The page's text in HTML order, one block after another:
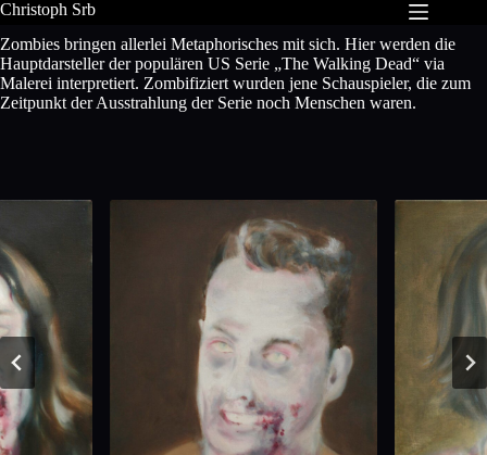
Zum
springen
Christoph Srb
Zombies bringen allerlei Metaphorisches mit sich. Hier werden die
Hauptdarsteller der populären US Serie „The Walking Dead“ via
Malerei interpretiert. Zombifiziert wurden jene Schauspieler, die zum
Zeitpunkt der Ausstrahlung der Serie noch Menschen waren.